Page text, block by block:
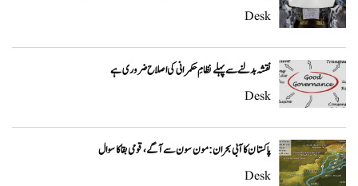
Desk
نقشہ بدلنے سے پہلے نظامِ حکمرانی کی اصلاح ضروری ہے
Desk
پاکستان کا آبی بحران: مون سون سے آگے، قومی بقا کا سوال
Desk